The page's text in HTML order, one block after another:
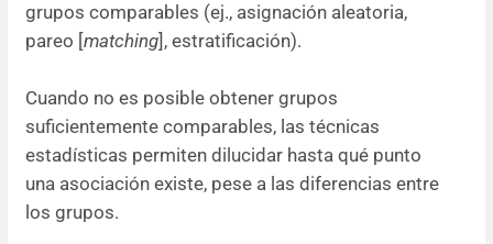
grupos comparables (ej., asignación aleatoria,
pareo [matching], estratificación).
Cuando no es posible obtener grupos
suficientemente comparables, las técnicas
estadísticas permiten dilucidar hasta qué punto
una asociación existe, pese a las diferencias entre
los grupos.